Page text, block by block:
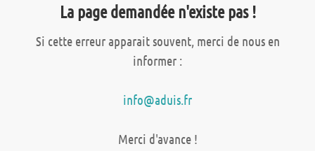
La page demandée n'existe pas !
Si cette erreur apparait souvent, merci de nous en
informer :
info@aduis.fr
Merci d'avance !